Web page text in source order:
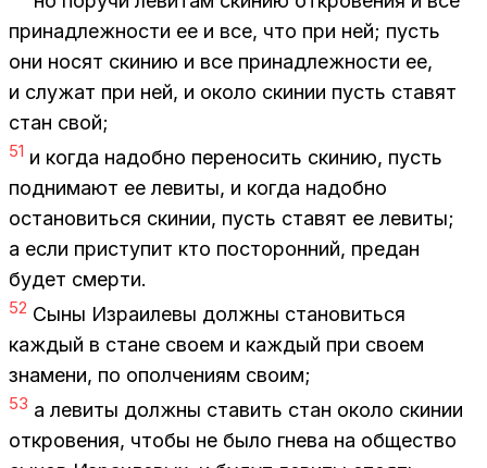
при­над­леж­но­сти ее и все, что при ней; пусть
они но­сят ски­нию и все при­над­леж­но­сти ее,
и слу­жат при ней, и око­ло ски­нии пусть ста­вят
стан свой;
51 и ко­гда на­доб­но пе­ре­но­сить ски­нию, пусть
под­ни­ма­ют ее ле­ви­ты, и ко­гда на­доб­но
оста­но­вить­ся ски­нии, пусть ста­вят ее ле­ви­ты;
а если при­сту­пит кто по­сто­рон­ний, пре­дан
бу­дет смер­ти.
52 Сыны Из­ра­и­ле­вы долж­ны ста­но­вить­ся
каж­дый в стане сво­ем и каж­дый при сво­ем
зна­ме­ни, по опол­че­ни­ям сво­им;
53 а ле­ви­ты долж­ны ста­вить стан око­ло ски­нии
от­кро­ве­ния, что­бы не было гне­ва на об­ще­ство